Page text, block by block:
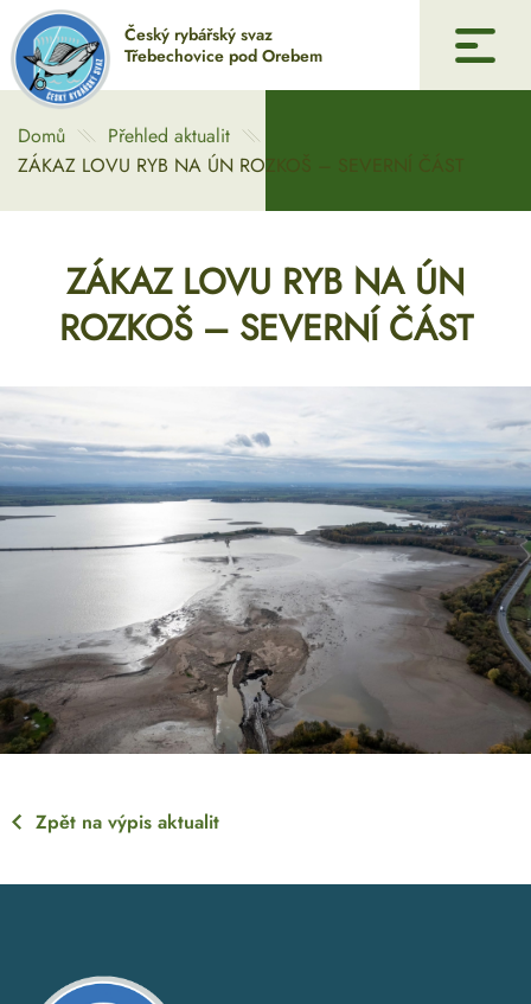
Český rybářský svaz
Třebechovice pod Orebem
Úvod
Historie
Pronájem
Dotace
Kontakty
Domů
Přehled aktualit
ZÁKAZ LOVU RYB NA ÚN ROZKOŠ – SEVERNÍ ČÁST
ZÁKAZ LOVU RYB NA ÚN
ROZKOŠ – SEVERNÍ ČÁST
Zpět na výpis aktualit